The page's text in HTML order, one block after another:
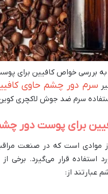
به بررسی خواص کافیین برای
سرم دور چشم حاوی
سرم ضد جوش لاکچری
برای پوست دور
موادی است که در صنعت
استفاده قرار می‌گیرد. برخی
عبارتند از: